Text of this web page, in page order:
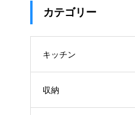
カテゴリー
キッチン
収納